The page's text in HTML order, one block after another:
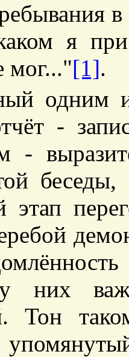
я
мог..."[1].
одним
-
-
беседы,
этап
них
Тон